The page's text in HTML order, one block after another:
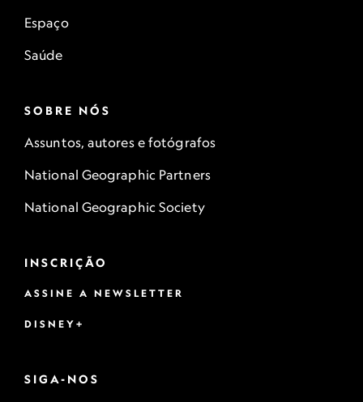
Espaço
Saúde
SOBRE NÓS
Assuntos, autores e fotógrafos
National Geographic Partners
National Geographic Society
INSCRIÇÃO
ASSINE A NEWSLETTER
DISNEY+
SIGA-NOS